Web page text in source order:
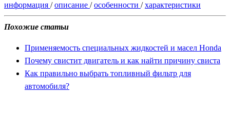
информация /описание /особенности /характеристики
Похожие статьи
Применяемость специальных жидкостей и масел Honda
Почему свистит двигатель и как найти причину свиста
Как правильно выбрать топливный фильтр для
автомобиля?